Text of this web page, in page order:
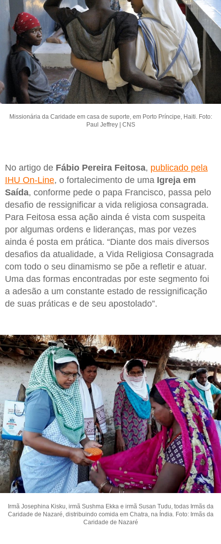
Missionária da Caridade em casa de suporte, em Porto Príncipe, Haiti. Foto:
Paul Jeffrey | CNS
No artigo de Fábio Pereira Feitosa, publicado pela
IHU On-Line, o fortalecimento de uma Igreja em
Saída, conforme pede o papa Francisco, passa pelo
desafio de ressignificar a vida religiosa consagrada.
Para Feitosa essa ação ainda é vista com suspeita
por algumas ordens e lideranças, mas por vezes
ainda é posta em prática. “Diante dos mais diversos
desafios da atualidade, a Vida Religiosa Consagrada
com todo o seu dinamismo se põe a refletir e atuar.
Uma das formas encontradas por este segmento foi
a adesão a um constante estado de ressignificação
de suas práticas e de seu apostolado”.
Irmã Josephina Kisku, irmã Sushma Ekka e irmã Susan Tudu, todas Irmãs da
Caridade de Nazaré, distribuindo comida em Chatra, na Índia. Foto: Irmãs da
Caridade de Nazaré